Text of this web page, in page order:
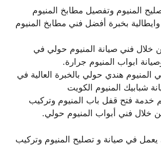
المنيوم وتفصيل مطابخ المنيوم
وايطالية بخبرة أفضل فني مطابخ المنيوم
خلال فني صيانة المنيوم حولي في
ابواب المنيوم جرارة.
المنيوم هندي حولي بالخبرة العالية في
شبابيك المنيوم الكويت
خدمة فتح قفل باب المنيوم وتركيب
خلال فني أبواب المنيوم حولي.
في صيانة و تصليح المنيوم وتركيب